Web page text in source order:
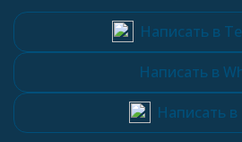
Написать в
Написать в
Написать в